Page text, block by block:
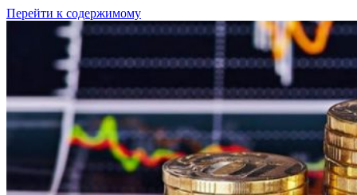
Перейти к содержимому